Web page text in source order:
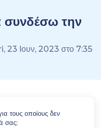
την
23 Ιουν, 2023 στο 7:35
τους οποίους δεν
σας: